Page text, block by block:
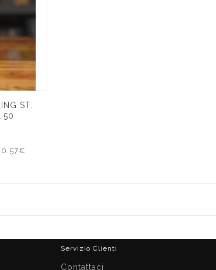
ST.
Servizio Clienti
Contattaci